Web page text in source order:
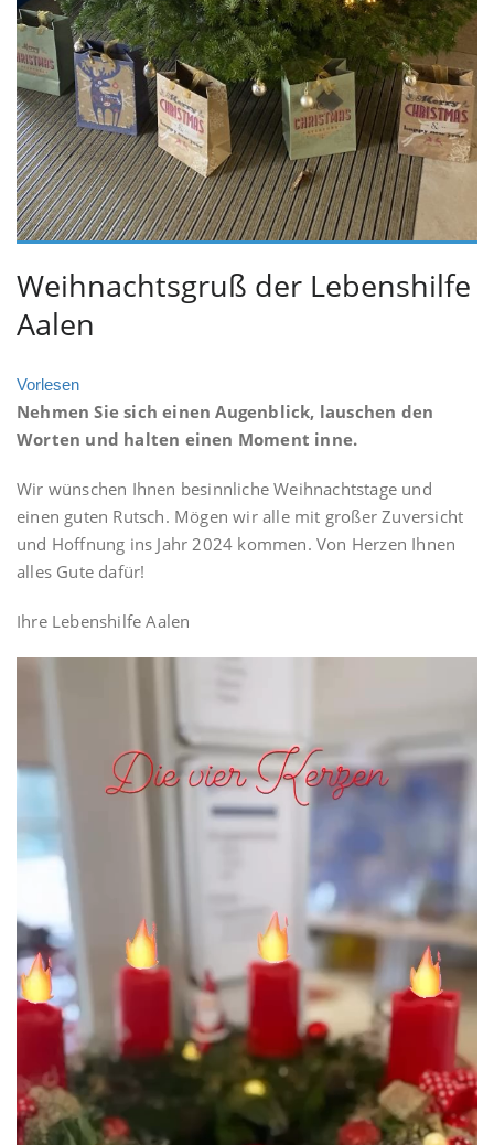
Weihnachtsgruß der Lebenshilfe
Aalen
Vorlesen
Nehmen Sie sich einen Augenblick, lauschen den
Worten und halten einen Moment inne.
Wir wünschen Ihnen besinnliche Weihnachtstage und
einen guten Rutsch. Mögen wir alle mit großer Zuversicht
und Hoffnung ins Jahr 2024 kommen. Von Herzen Ihnen
alles Gute dafür!
Ihre Lebenshilfe Aalen